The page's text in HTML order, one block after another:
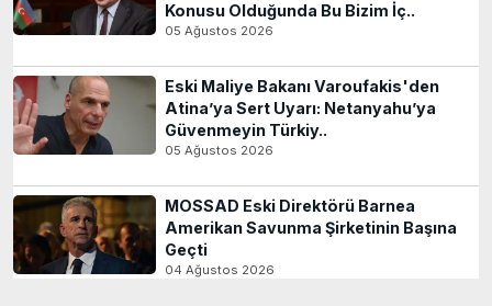
Konusu Olduğunda Bu Bizim İç..
05 Ağustos 2026
Eski Maliye Bakanı Varoufakis'den
Atina’ya Sert Uyarı: Netanyahu’ya
Güvenmeyin Türkiy..
05 Ağustos 2026
MOSSAD Eski Direktörü Barnea
Amerikan Savunma Şirketinin Başına
Geçti
04 Ağustos 2026